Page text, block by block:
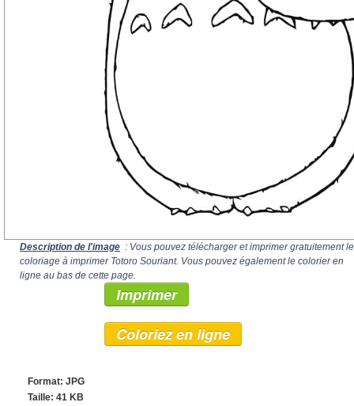
Description de l'image : Vous pouvez télécharger et imprimer gratuitement le
coloriage à imprimer Totoro Souriant. Vous pouvez également le colorier en
ligne au bas de cette page.
Imprimer
Coloriez en ligne
Format: JPG
Taille: 41 KB